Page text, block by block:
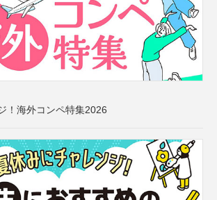
！海外コンペ特集2026